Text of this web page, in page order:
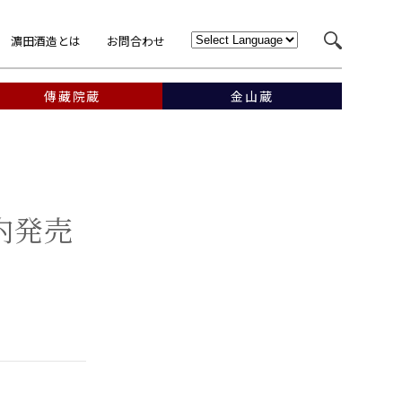
濵田酒造とは お問合わせ
傳藏院蔵 金山蔵
発売